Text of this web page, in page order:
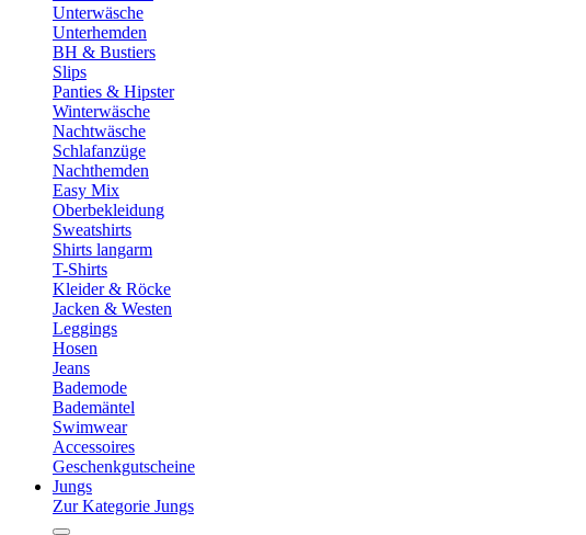
Unterwäsche
Unterhemden
BH & Bustiers
Slips
Panties & Hipster
Winterwäsche
Nachtwäsche
Schlafanzüge
Nachthemden
Easy Mix
Oberbekleidung
Sweatshirts
Shirts langarm
T-Shirts
Kleider & Röcke
Jacken & Westen
Leggings
Hosen
Jeans
Bademode
Bademäntel
Swimwear
Accessoires
Geschenkgutscheine
Jungs
Zur Kategorie Jungs